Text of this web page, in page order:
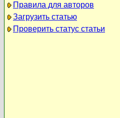
Правила для авторов
Загрузить статью
Проверить статус статьи